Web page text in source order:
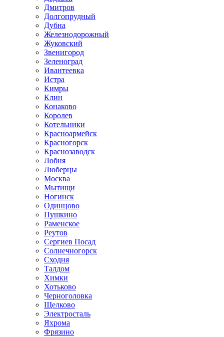
Дмитров
Долгопрудный
Дубна
Железнодорожный
Жуковский
Звенигород
Зеленоград
Ивантеевка
Истра
Кимры
Клин
Конаково
Королев
Котельники
Красноармейск
Красногорск
Краснозаводск
Лобня
Люберцы
Москва
Мытищи
Ногинск
Одинцово
Пушкино
Раменское
Реутов
Сергиев Посад
Солнечногорск
Сходня
Талдом
Химки
Хотьково
Черноголовка
Щелково
Электросталь
Яхрома
Фрязино